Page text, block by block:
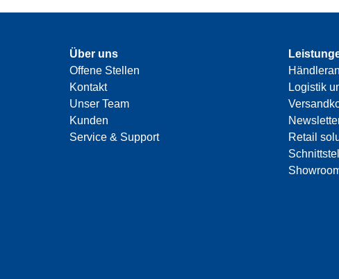
Über uns
Offene Stellen
Kontakt
Unser Team
Kunden
Service & Support
Logistik
Retail